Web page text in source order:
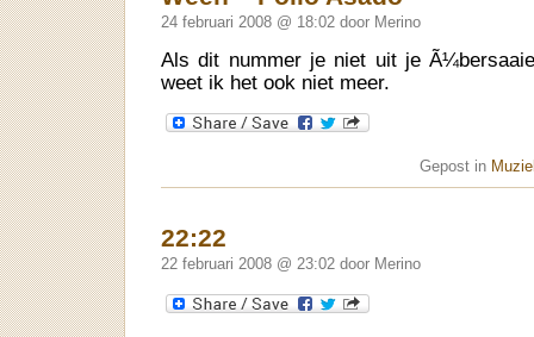
24 februari 2008 @ 18:02 door Merino
Als dit nummer je niet uit je
weet ik het ook niet meer.
Gepost in
22:22
22 februari 2008 @ 23:02 door Merino